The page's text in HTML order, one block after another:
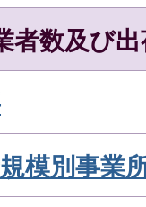
者数及び
模別事業